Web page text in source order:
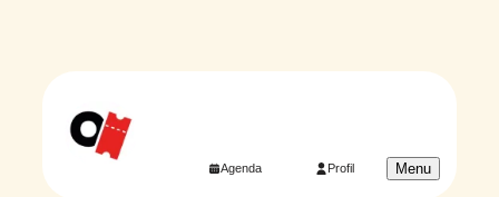
Agenda Profil Menu